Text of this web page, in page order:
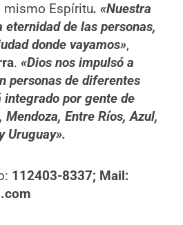
mismo Espíritu. «Nuestra
de las personas,
donde vayamos»,
.«Dios nos impulsó a
personas de diferentes
integrado por gente de
Entre Ríos, Azul,
Uruguay».
112403-8337; Mail: